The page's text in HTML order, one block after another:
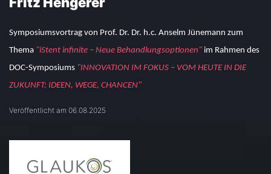
Symposiumsvortrag von Prof. Dr. Dr. h.c. Anselm Jünemann zum
Thema "iStent infinite – Neue Behandlungsoptionen" im Rahmen des
DOC-Symposiums "INNOVATION IM FOKUS – VOM HEUTE IN DIE
ZUKUNFT: IDEEN, WEGE, CHANCEN"
Veröffentlicht am 06.08.2025